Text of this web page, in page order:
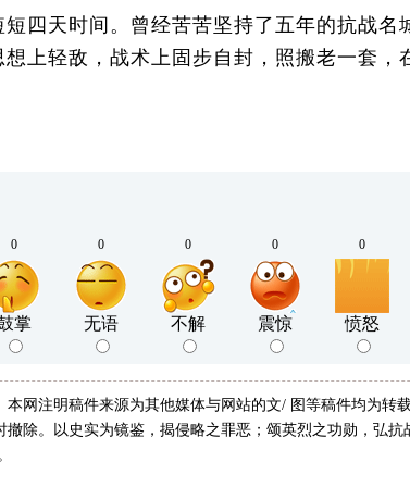
天时间。曾经苦苦坚持了五年的抗战名
上轻敌，战术上固步自封，照搬老一套
0
掌
0
无语
0
不解
0
震惊
0
愤怒
网注明稿件来源为其他媒体与网站的文/ 图等稿件均为
除。以史实为镜鉴，揭侵略之罪恶；颂英烈之功勋，弘